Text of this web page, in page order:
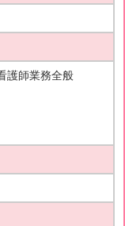
護師業務全般